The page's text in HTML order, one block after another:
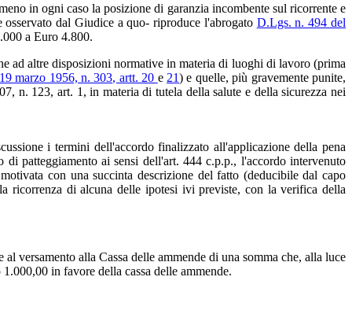
in ogni caso la posizione di garanzia incombente sul ricorrente e
dal Giudice a quo- riproduce l'abrogato D.Lgs. n. 494 del
a Euro 4.800.
ad altre disposizioni normative in materia di luoghi di lavoro (prima
marzo 1956, n. 303, artt. 20 e 21) e quelle, più gravemente punite,
n. 123, art. 1, in materia di tutela della salute e della sicurezza nei
i termini dell'accordo finalizzato all'applicazione della pena
patteggiamento ai sensi dell'art. 444 c.p.p., l'accordo intervenuto
con una succinta descrizione del fatto (deducibile dal capo
ricorrenza di alcuna delle ipotesi ivi previste, con la verifica della
versamento alla Cassa delle ammende di una somma che, alla luce
in favore della cassa delle ammende.